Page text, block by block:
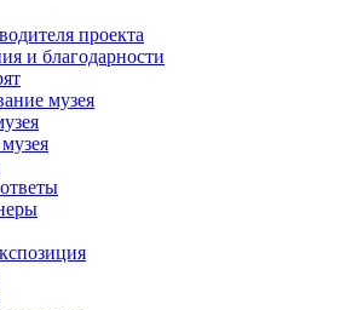
проекта
и благодарности
музея